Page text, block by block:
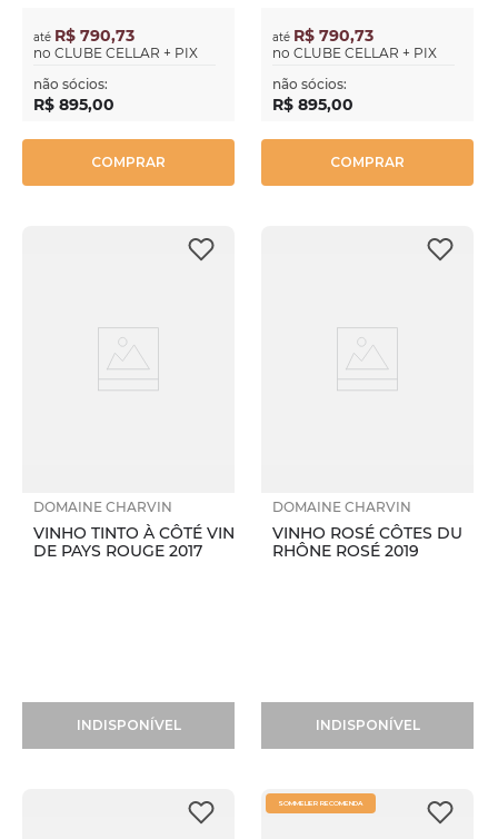
até R$ 790,73
no CLUBE CELLAR + PIX
não sócios:
R$ 895,00
COMPRAR
até R$ 790,73
no CLUBE CELLAR + PIX
não sócios:
R$ 895,00
COMPRAR
DOMAINE CHARVIN
VINHO TINTO À CÔTÉ VIN
DE PAYS ROUGE 2017
INDISPONÍVEL
DOMAINE CHARVIN
VINHO ROSÉ CÔTES DU
RHÔNE ROSÉ 2019
INDISPONÍVEL
SOMMELIER RECOMENDA